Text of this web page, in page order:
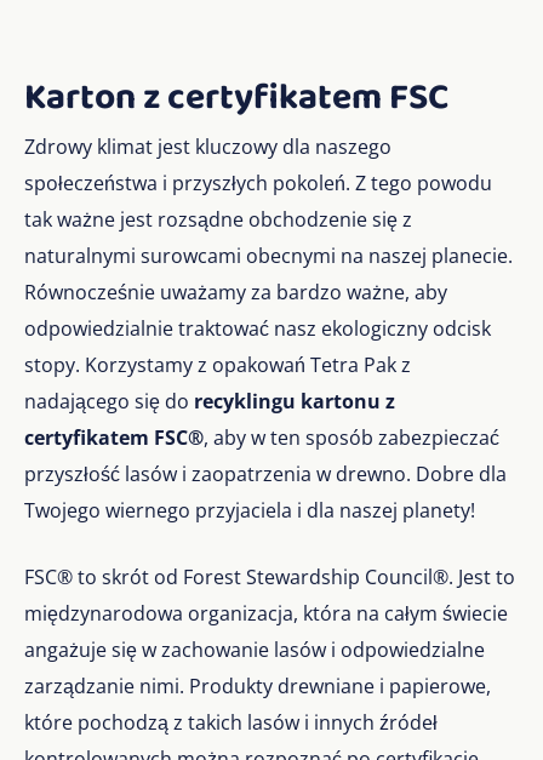
Karton z certyfikatem FSC
Zdrowy klimat jest kluczowy dla naszego
społeczeństwa i przyszłych pokoleń. Z tego powodu
tak ważne jest rozsądne obchodzenie się z
naturalnymi surowcami obecnymi na naszej planecie.
Równocześnie uważamy za bardzo ważne, aby
odpowiedzialnie traktować nasz ekologiczny odcisk
stopy. Korzystamy z opakowań Tetra Pak z
nadającego się do recyklingu kartonu z
certyfikatem FSC®, aby w ten sposób zabezpieczać
przyszłość lasów i zaopatrzenia w drewno. Dobre dla
Twojego wiernego przyjaciela i dla naszej planety!
FSC® to skrót od Forest Stewardship Council®. Jest to
międzynarodowa organizacja, która na całym świecie
angażuje się w zachowanie lasów i odpowiedzialne
zarządzanie nimi. Produkty drewniane i papierowe,
które pochodzą z takich lasów i innych źródeł